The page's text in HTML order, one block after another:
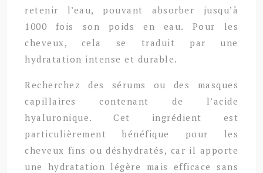
retenir l’eau, pouvant absorber jusqu’à
1000 fois son poids en eau. Pour les
cheveux, cela se traduit par une
hydratation intense et durable.
Recherchez des sérums ou des masques
capillaires contenant de l’acide
hyaluronique. Cet ingrédient est
particulièrement bénéfique pour les
cheveux fins ou déshydratés, car il apporte
une hydratation légère mais efficace sans